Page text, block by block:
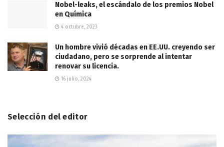
Nobel-leaks, el escándalo de los premios Nobel
en Química
4 octubre, 2023
Un hombre vivió décadas en EE.UU. creyendo ser
ciudadano, pero se sorprende al intentar
renovar su licencia.
16 julio, 2024
Selección del editor